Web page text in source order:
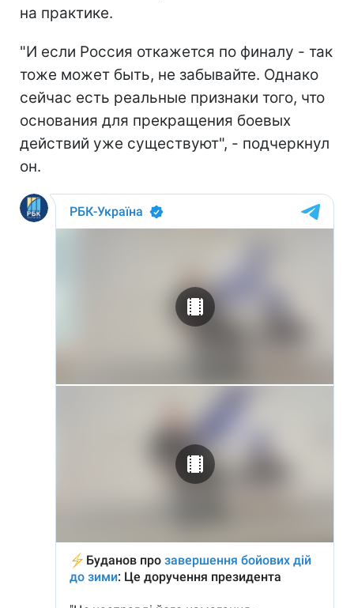
на практике.
"И если Россия откажется по финалу - так
тоже может быть, не забывайте. Однако
сейчас есть реальные признаки того, что
основания для прекращения боевых
действий уже существуют", - подчеркнул
он.